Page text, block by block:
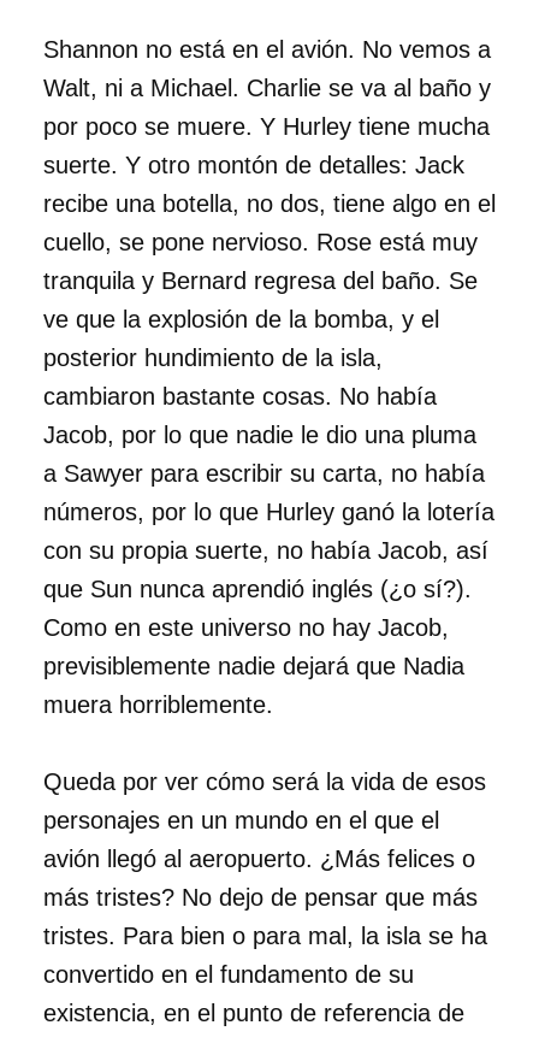
Shannon no está en el avión. No vemos a
Walt, ni a Michael. Charlie se va al baño y
por poco se muere. Y Hurley tiene mucha
suerte. Y otro montón de detalles: Jack
recibe una botella, no dos, tiene algo en el
cuello, se pone nervioso. Rose está muy
tranquila y Bernard regresa del baño. Se
ve que la explosión de la bomba, y el
posterior hundimiento de la isla,
cambiaron bastante cosas. No había
Jacob, por lo que nadie le dio una pluma
a Sawyer para escribir su carta, no había
números, por lo que Hurley ganó la lotería
con su propia suerte, no había Jacob, así
que Sun nunca aprendió inglés (¿o sí?).
Como en este universo no hay Jacob,
previsiblemente nadie dejará que Nadia
muera horriblemente.
Queda por ver cómo será la vida de esos
personajes en un mundo en el que el
avión llegó al aeropuerto. ¿Más felices o
más tristes? No dejo de pensar que más
tristes. Para bien o para mal, la isla se ha
convertido en el fundamento de su
existencia, en el punto de referencia de